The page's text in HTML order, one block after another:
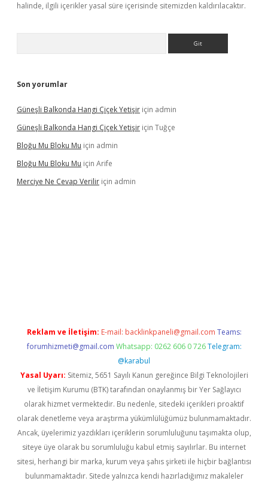
halinde, ilgili içerikler yasal süre içerisinde sitemizden kaldırılacaktır.
Son yorumlar
Güneşli Balkonda Hangi Çiçek Yetişir için admin
Güneşli Balkonda Hangi Çiçek Yetişir için Tuğçe
Bloğu Mu Bloku Mu için admin
Bloğu Mu Bloku Mu için Arife
Merciye Ne Cevap Verilir için admin
Reklam ve İletişim: E-mail: backlinkpaneli@gmail.com Teams:
forumhizmeti@gmail.com Whatsapp: 0262 606 0 726 Telegram:
@karabul
Yasal Uyarı: Sitemiz, 5651 Sayılı Kanun gereğince Bilgi Teknolojileri
ve İletişim Kurumu (BTK) tarafından onaylanmış bir Yer Sağlayıcı
olarak hizmet vermektedir. Bu nedenle, sitedeki içerikleri proaktif
olarak denetleme veya araştırma yükümlülüğümüz bulunmamaktadır.
Ancak, üyelerimiz yazdıkları içeriklerin sorumluluğunu taşımakta olup,
siteye üye olarak bu sorumluluğu kabul etmiş sayılırlar. Bu internet
sitesi, herhangi bir marka, kurum veya şahıs şirketi ile hiçbir bağlantısı
bulunmamaktadır. Sitede yalnızca kendi hazırladığımız makaleler